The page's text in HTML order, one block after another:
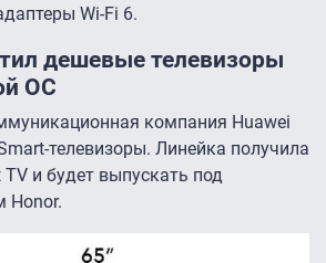
Wi-Fi 6.
дешевые телевизоры
ОС
компания Huawei
телевизоры. Линейка получила
и будет выпускать под
Honor.